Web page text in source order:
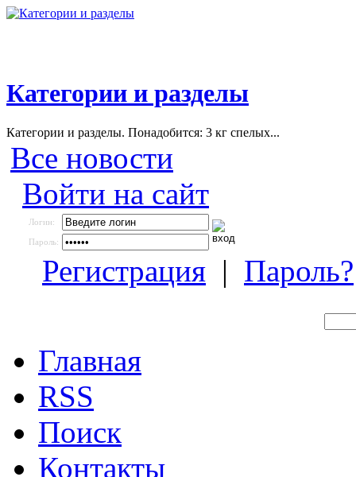
Категории и разделы
Категории и разделы. Понадобится: 3 кг спелых...
Все новости
Войти на сайт
Логин:
Пароль:
Регистрация | Пароль?
Главная
RSS
Поиск
Контакты